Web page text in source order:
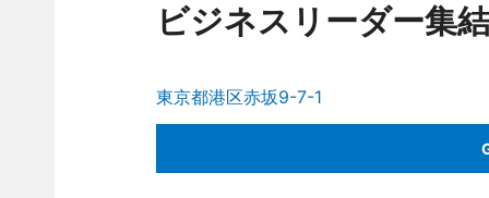
ビジネスリーダー集結
東京都港区赤坂9-7-1